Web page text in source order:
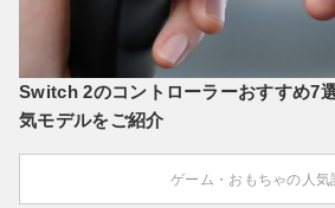
Switch 2のコントローラーおすすめ7
気モデルをご紹介
ゲーム・おもちゃの人気